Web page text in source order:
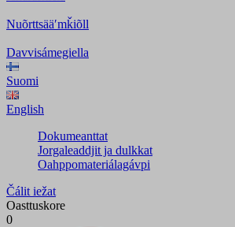
Nuõrttsääʹmǩiõll
Davvisámegiella
Suomi
English
Dokumeanttat
Jorgaleaddjit ja dulkkat
Oahppomateriálagávpi
Čálit iežat
Oasttuskore
0